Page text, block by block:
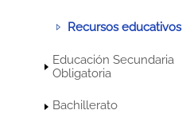
Recursos educativos
Educación Secundaria
Obligatoria
Bachillerato